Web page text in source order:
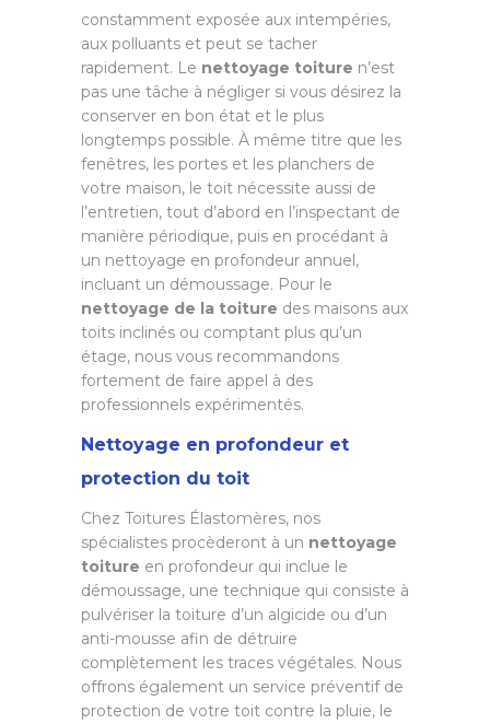
constamment exposée aux intempéries,
aux polluants et peut se tacher
rapidement. Le nettoyage toiture n’est
pas une tâche à négliger si vous désirez la
conserver en bon état et le plus
longtemps possible. À même titre que les
fenêtres, les portes et les planchers de
votre maison, le toit nécessite aussi de
l’entretien, tout d’abord en l’inspectant de
manière périodique, puis en procédant à
un nettoyage en profondeur annuel,
incluant un démoussage. Pour le
nettoyage de la toiture des maisons aux
toits inclinés ou comptant plus qu’un
étage, nous vous recommandons
fortement de faire appel à des
professionnels expérimentés.
Nettoyage en profondeur et
protection du toit
Chez Toitures Élastomères, nos
spécialistes procèderont à un nettoyage
toiture en profondeur qui inclue le
démoussage, une technique qui consiste à
pulvériser la toiture d’un algicide ou d’un
anti-mousse afin de détruire
complètement les traces végétales. Nous
offrons également un service préventif de
protection de votre toit contre la pluie, le